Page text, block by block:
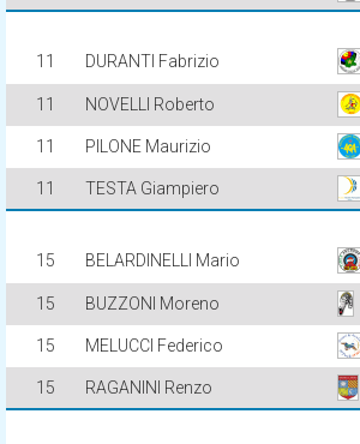
11 DURANTI Fabrizio
11 NOVELLI Roberto
11 PILONE Maurizio
11 TESTA Giampiero
15 BELARDINELLI Mario
15 BUZZONI Moreno
15 MELUCCI Federico
15 RAGANINI Renzo